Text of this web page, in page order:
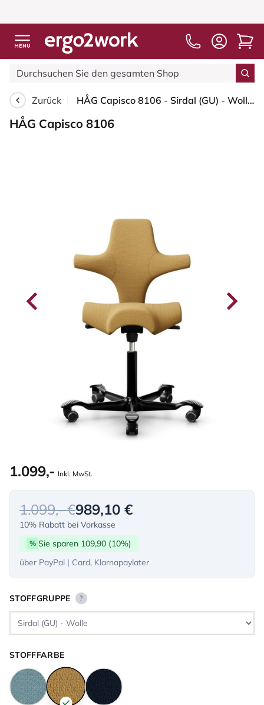
Zurück HÅG Capisco 8106 - Sirdal (GU) - Wolle - SRD320 - Ochre - Schwarz - 200 mm (Sitzhöhe 46-64cm) - Weiche Rollen für harte Böden
HÅG Capisco 8106
1.099,- Inkl. MwSt.
1.099,- €989,10 €
10% Rabatt bei Vorkasse
% Sie sparen 109,90 (10%)
über PayPal | Card, Klarnapaylater
STOFFGRUPPE ?
STOFFFARBE